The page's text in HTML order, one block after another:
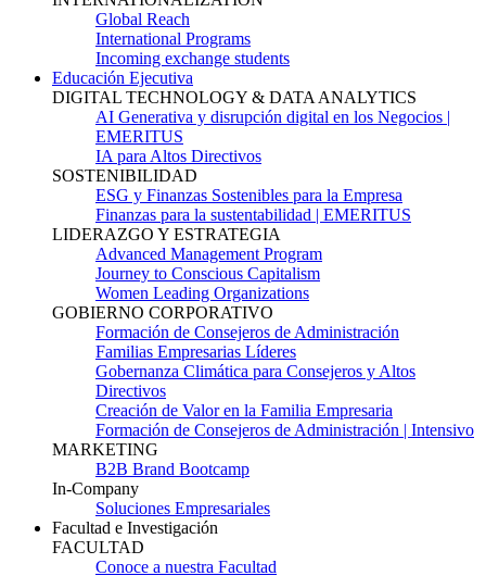
Global Reach
International Programs
Incoming exchange students
Educación Ejecutiva
DIGITAL TECHNOLOGY & DATA ANALYTICS
AI Generativa y disrupción digital en los Negocios |
EMERITUS
IA para Altos Directivos
SOSTENIBILIDAD
ESG y Finanzas Sostenibles para la Empresa
Finanzas para la sustentabilidad | EMERITUS
LIDERAZGO Y ESTRATEGIA
Advanced Management Program
Journey to Conscious Capitalism
Women Leading Organizations
GOBIERNO CORPORATIVO
Formación de Consejeros de Administración
Familias Empresarias Líderes
Gobernanza Climática para Consejeros y Altos
Directivos
Creación de Valor en la Familia Empresaria
Formación de Consejeros de Administración | Intensivo
MARKETING
B2B Brand Bootcamp
In-Company
Soluciones Empresariales
Facultad e Investigación
FACULTAD
Conoce a nuestra Facultad